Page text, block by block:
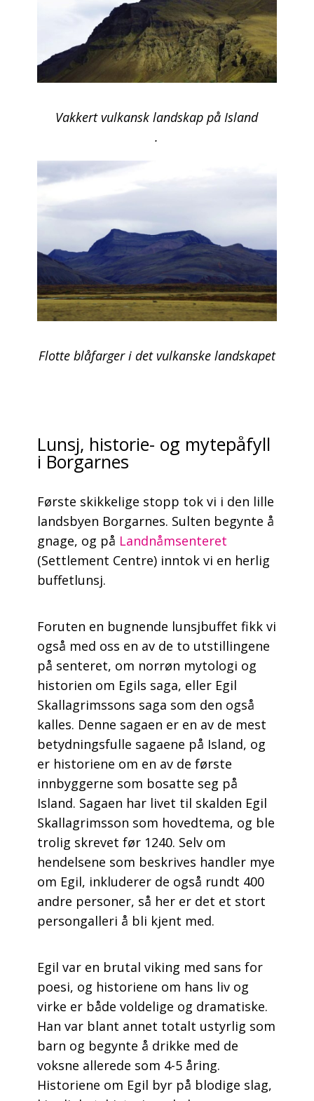
Vakkert vulkansk landskap på Island
.
Flotte blåfarger i det vulkanske landskapet
Lunsj, historie- og mytepåfyll
i Borgarnes
Første skikkelige stopp tok vi i den lille
landsbyen Borgarnes. Sulten begynte å
gnage, og på Landnåmsenteret
(Settlement Centre) inntok vi en herlig
buffetlunsj.
Foruten en bugnende lunsjbuffet fikk vi
også med oss en av de to utstillingene
på senteret, om norrøn mytologi og
historien om Egils saga, eller Egil
Skallagrimssons saga som den også
kalles. Denne sagaen er en av de mest
betydningsfulle sagaene på Island, og
er historiene om en av de første
innbyggerne som bosatte seg på
Island. Sagaen har livet til skalden Egil
Skallagrimsson som hovedtema, og ble
trolig skrevet før 1240. Selv om
hendelsene som beskrives handler mye
om Egil, inkluderer de også rundt 400
andre personer, så her er det et stort
persongalleri å bli kjent med.
Egil var en brutal viking med sans for
poesi, og historiene om hans liv og
virke er både voldelige og dramatiske.
Han var blant annet totalt ustyrlig som
barn og begynte å drikke med de
voksne allerede som 4-5 åring.
Historiene om Egil byr på blodige slag,